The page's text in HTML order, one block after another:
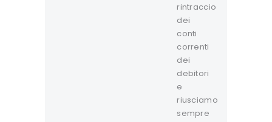
rintraccio
dei
conti
correnti
dei
debitori
e
riusciamo
sempre